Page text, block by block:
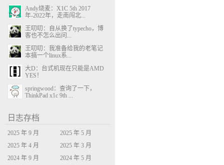
Andy烧麦：X1C 5th 2017
年-2022年，走南闯北...
王叨叨：自从换了typecho，博
客也不怎么出问...
王叨叨：我准备给我的老笔记
本搞一个linux系...
大D：台式机现在只能是AMD
YES！
springwood：查询了一下，
ThinkPad x1c 9th ...
日志存档
2025 年 9 月
2025 年 5 月
2025 年 4 月
2025 年 3 月
2024 年 9 月
2024 年 5 月